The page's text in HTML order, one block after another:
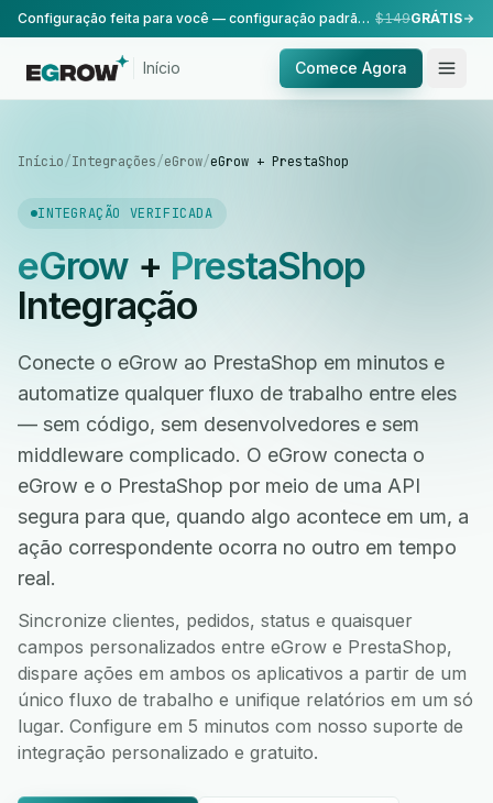
Configuração feita para você — configuração padrão, realizada pela nossa equipe. $149GRÁTIS
Início Comece Agora
Início/Integrações/eGrow/eGrow + PrestaShop
INTEGRAÇÃO VERIFICADA
eGrow+ PrestaShop
Integração
Conecte o eGrow ao PrestaShop em minutos e
automatize qualquer fluxo de trabalho entre eles
— sem código, sem desenvolvedores e sem
middleware complicado. O eGrow conecta o
eGrow e o PrestaShop por meio de uma API
segura para que, quando algo acontece em um, a
ação correspondente ocorra no outro em tempo
real.
Sincronize clientes, pedidos, status e quaisquer
campos personalizados entre eGrow e PrestaShop,
dispare ações em ambos os aplicativos a partir de um
único fluxo de trabalho e unifique relatórios em um só
lugar. Configure em 5 minutos com nosso suporte de
integração personalizado e gratuito.